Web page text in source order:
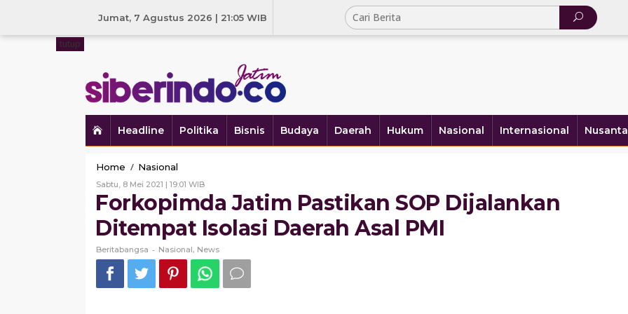
Jumat, 7 Agustus 2026 | 21:05 WIB
Headline Politika Bisnis Budaya Daerah Hukum Nasional Internasional
tutup
Home / Nasional
Jatim
Pastikan
SOP
Ditempat
Daerah
Asal
PMI
Sabtu, 8 Mei 2021 | 19:01 WIBOleh
Beritabangsa
Forkopimda Jatim Pastikan SOP Dijalankan
Ditempat Isolasi Daerah Asal PMI
Beritabangsa - Nasional, News